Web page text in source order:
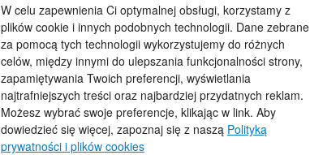
W celu zapewnienia Ci optymalnej obsługi, korzystamy z
plików cookie i innych podobnych technologii. Dane zebrane
za pomocą tych technologii wykorzystujemy do różnych
celów, między innymi do ulepszania funkcjonalności strony,
zapamiętywania Twoich preferencji, wyświetlania
najtrafniejszych treści oraz najbardziej przydatnych reklam.
Możesz wybrać swoje preferencje, klikając w link. Aby
dowiedzieć się więcej, zapoznaj się z naszą Polityką
prywatności i plików cookies